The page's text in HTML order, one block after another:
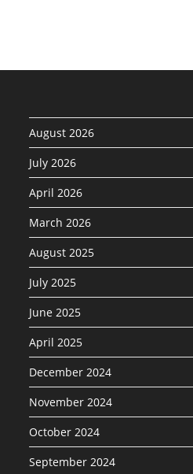
August 2026
July 2026
April 2026
March 2026
August 2025
July 2025
June 2025
April 2025
December 2024
November 2024
October 2024
September 2024